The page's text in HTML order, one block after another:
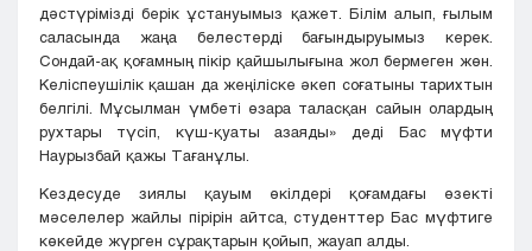
дәстүрімізді берік ұстануымыз қажет. Білім алып, ғылым
саласында жаңа белестерді бағындыруымыз керек.
Сондай-ақ қоғамның пікір қайшылығына жол бермеген жөн.
Келіспеушілік қашан да жеңіліске әкеп соғатыны тарихтын
белгілі. Мұсылман үмбеті өзара таласқан сайын олардың
рухтары түсіп, күш-қуаты азаяды» деді Бас мүфти
Наурызбай қажы Тағанұлы.
Кездесуде зиялы қауым өкілдері қоғамдағы өзекті
мәселелер жайлы пірірін айтса, студенттер Бас мүфтиге
көкейде жүрген сұрақтарын қойып, жауап алды.